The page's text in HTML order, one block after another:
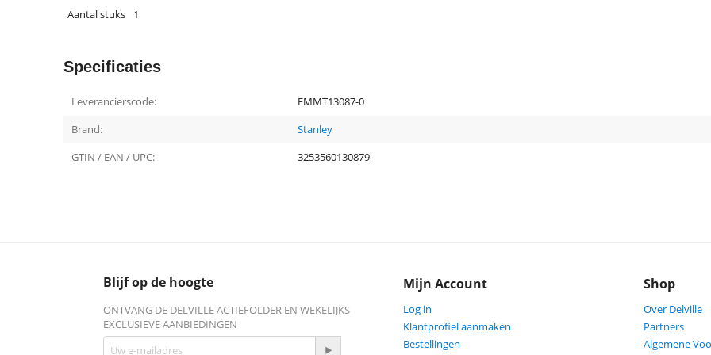
Aantal stuks 1
Specificaties
Leverancierscode:
FMMT13087-0
Brand:
Stanley
GTIN / EAN / UPC:
3253560130879
Blijf op de hoogte
ONTVANG DE DELVILLE ACTIEFOLDER EN WEKELIJKS
EXCLUSIEVE AANBIEDINGEN
Mijn Account
Log in
Klantprofiel aanmaken
Bestellingen
Shop
Over Delville
Partners
Algemene